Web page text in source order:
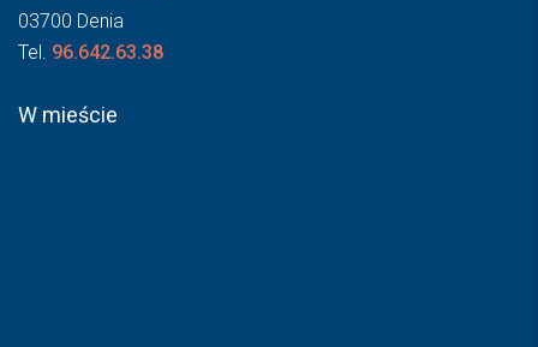
03700 Denia
Tel. 96.642.63.38
W mieście